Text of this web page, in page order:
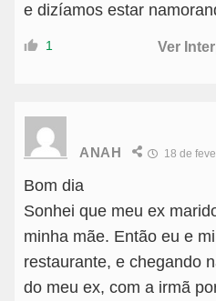
e dizíamos estar
1 Ver
ANAH 18 de
Bom dia
Sonhei que meu ex
minha mãe. Então eu e
restaurante, e chegando
do meu ex, com a irmã